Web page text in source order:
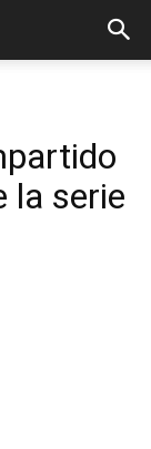
la serie